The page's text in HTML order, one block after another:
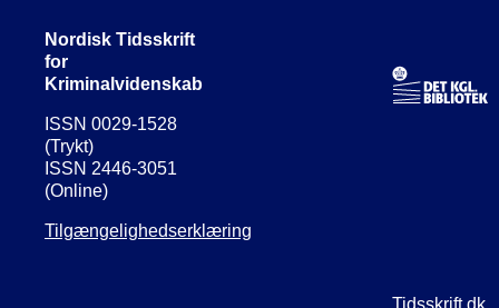
Nordisk Tidsskrift
for
Kriminalvidenskab
ISSN 0029-1528
(Trykt)
ISSN 2446-3051
(Online)
Tilgængelighedserklæring